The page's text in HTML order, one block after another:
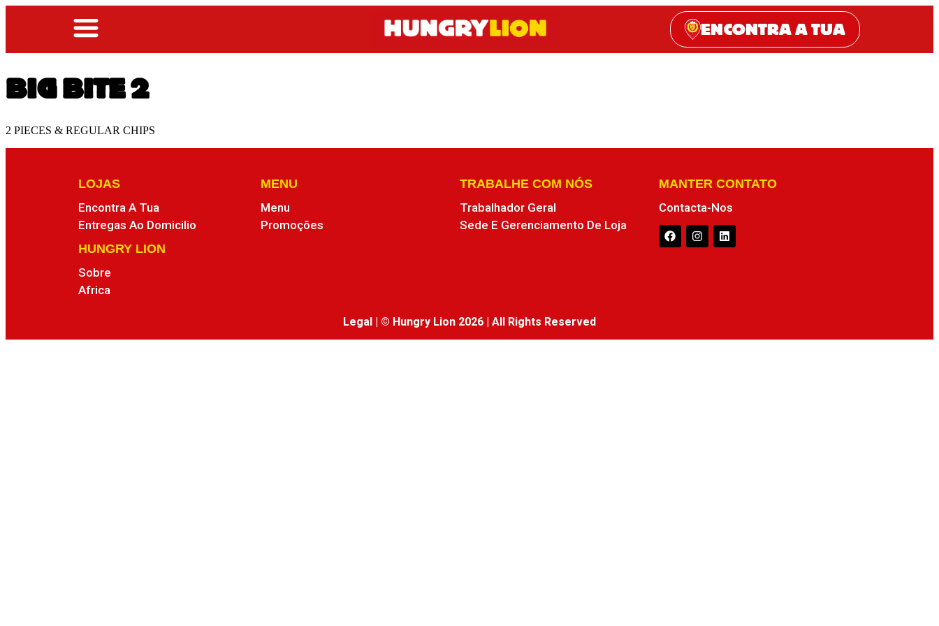
ENCONTRA A TUA
BIG BITE 2
2 PIECES & REGULAR CHIPS
LOJAS
Encontra A Tua
Entregas Ao Domicilio
HUNGRY LION
Sobre
Africa
MENU
Menu
Promoções
TRABALHE COM NÓS
Trabalhador Geral
Sede E Gerenciamento De Loja
MANTER CONTATO
Contacta-Nos
Legal | © Hungry Lion 2026 | All Rights Reserved